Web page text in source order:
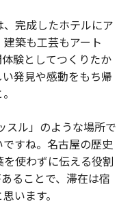
完成したホテルにア
築も工芸もアート
験としてつくりたか
発見や感動をもち帰
スル」のような場所で
すね。名古屋の歴史
使わずに伝える役割
ることで、滞在は宿
います。